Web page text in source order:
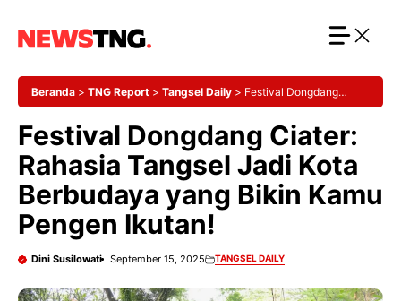
Beranda > TNG Report > Tangsel Daily > Festival Dongdang
Pengen Ikutan!
Festival Dongdang Ciater:
Rahasia Tangsel Jadi Kota
Berbudaya yang Bikin Kamu
Pengen Ikutan!
Dini Susilowati September 15, 2025 TANGSEL DAILY